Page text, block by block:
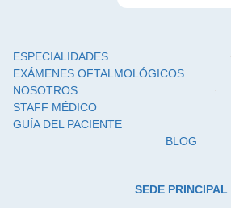
ESPECIALIDADES
EXÁMENES OFTALMOLÓGICOS
NOSOTROS
STAFF MÉDICO
GUÍA DEL PACIENTE
BLOG
SEDE PRINCIPAL